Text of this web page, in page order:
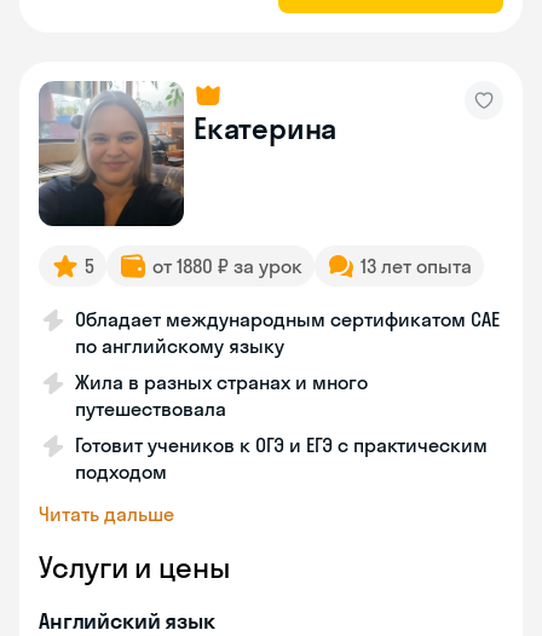
Екатерина
5 от 1880 ₽ за урок 13 лет опыта
Обладает международным сертификатом CAE
по английскому языку
Жила в разных странах и много
путешествовала
Готовит учеников к ОГЭ и ЕГЭ с практическим
подходом
Читать дальше
Услуги и цены
Английский язык